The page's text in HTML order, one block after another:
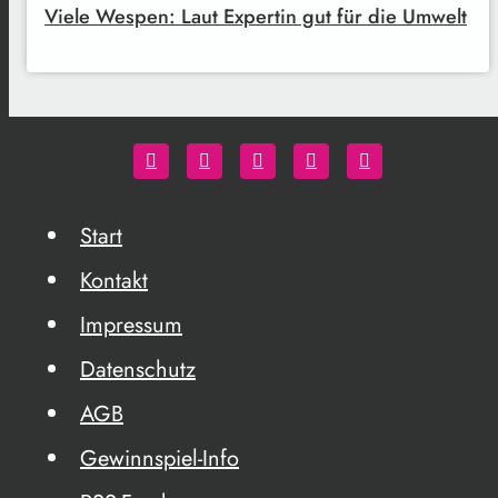
Viele Wespen: Laut Expertin gut für die Umwelt
Start
Kontakt
Impressum
Datenschutz
AGB
Gewinnspiel-Info